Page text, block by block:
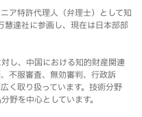
ア特許代理人（弁理士）として知
達社に参画し、現在は日本部部
し、中国における知的財産関連
不服審査、無効審判、行政訴
く取り扱っています。技術分野
野を中心としています。